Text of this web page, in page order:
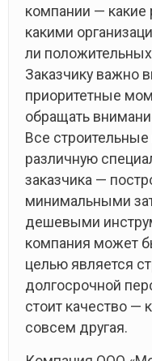
компании — какие
какими
ли
Заказчику важно
приоритетные
обращать
Все
различную
заказчика —
минимальными
дешевыми
компания может
целью является
долгосрочной
стоит качество —
совсем другая.